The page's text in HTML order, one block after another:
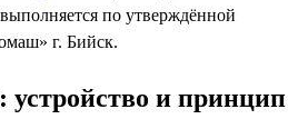
по утверждённой
г. Бийск.
и принцип